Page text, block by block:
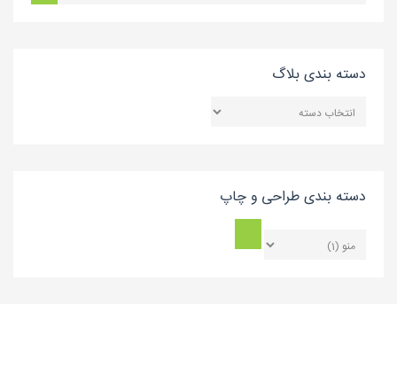
دسته بندی بلاگ
بندی
دسته بندی طراحی و چاپ